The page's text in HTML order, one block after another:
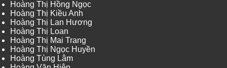
Hoàng Thị Hồng Ngọc
Hoàng Thị Kiều Anh
Hoàng Thị Lan Hương
Hoàng Thị Loan
Hoàng Thị Mai Trang
Hoàng Thị Ngọc Huyền
Hoàng Tùng Lâm